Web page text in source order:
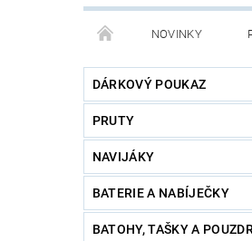
NOVINKY
DÁRKOVÝ POUKAZ
PRUTY
NAVIJÁKY
BATERIE A NABÍJEČKY
BATOHY, TAŠKY A